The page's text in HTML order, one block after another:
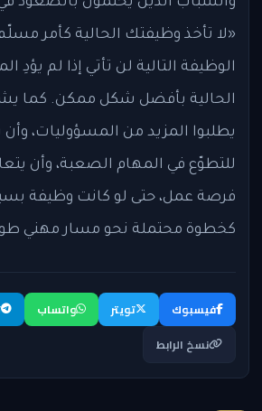
«لا تأخذ وظيفتك الحالية كأمر مسلّم
الوظيفة التالية لن تأتي إذا لم
الحالية بأفضل شكل ممكن. كما
يطلبوا المزيد من المسؤوليات، وأن
للتطوّع في المهام الصعبة، وأن
فرصة عمل، حتى لو كانت وظيفة
كخطوة محتملة نحو مسار مهني
فيسبوك تويتر واتساب
نسخ الرابط